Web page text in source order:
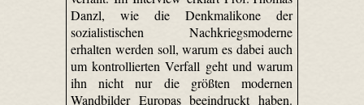
Danzl, wie die Denkmalikone der
sozialistischen Nachkriegsmoderne
erhalten werden soll, warum es dabei auch
um kontrollierten Verfall geht und warum
ihn nicht nur die größten modernen
Wandbilder Europas beeindruckt haben.